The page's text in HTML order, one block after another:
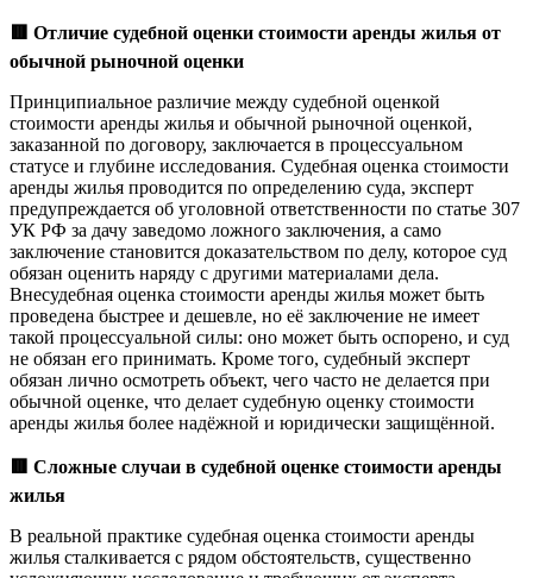
Отличие судебной оценки стоимости аренды жилья от
обычной рыночной оценки
Принципиальное различие между судебной оценкой
стоимости аренды жилья и обычной рыночной оценкой,
заказанной по договору, заключается в процессуальном
статусе и глубине исследования. Судебная оценка стоимости
аренды жилья проводится по определению суда, эксперт
предупреждается об уголовной ответственности по статье 307
УК РФ за дачу заведомо ложного заключения, а само
заключение становится доказательством по делу, которое суд
обязан оценить наряду с другими материалами дела.
Внесудебная оценка стоимости аренды жилья может быть
проведена быстрее и дешевле, но её заключение не имеет
такой процессуальной силы: оно может быть оспорено, и суд
не обязан его принимать. Кроме того, судебный эксперт
обязан лично осмотреть объект, чего часто не делается при
обычной оценке, что делает судебную оценку стоимости
аренды жилья более надёжной и юридически защищённой.
Сложные случаи в судебной оценке стоимости аренды
жилья
В реальной практике судебная оценка стоимости аренды
жилья сталкивается с рядом обстоятельств, существенно